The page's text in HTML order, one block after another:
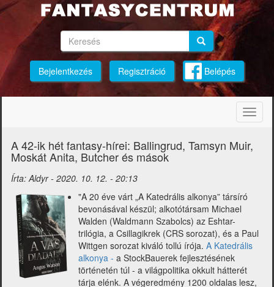
Ugrás
tartalomra
Keresés Keresés
Bejelentkezés Regisztráció Belépés
A 42-ik hét fantasy-hírei: Ballingrud, Tamsyn Muir,
Moskát Anita, Butcher és mások
Írta:Aldyr- 2020. 10. 12. - 20:13
"A 20 éve várt „A Katedrális alkonya” társíró
bevonásával készül; alkotótársam Michael
Walden (Waldmann Szabolcs) az Eshtar-
trilógia, a Csillagikrek (CRS sorozat), és a Paul
Wittgen sorozat kiváló tollú írója. A Katedrális
alkonya - a StockBauerek fejlesztésének
történetén túl - a világpolitika okkult hátterét
tárja elénk. A végeredmény 1200 oldalas lesz,